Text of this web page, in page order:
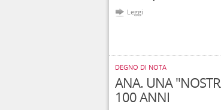
Leggi
DEGNO DI NOTA
ANA. UNA
100 ANNI